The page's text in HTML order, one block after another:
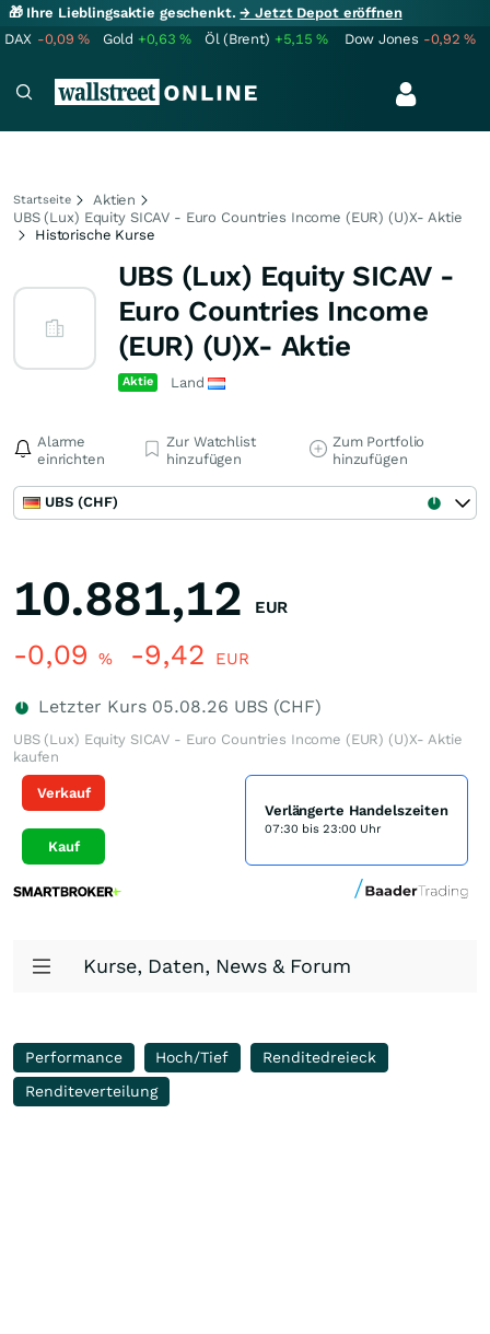
🎁 Ihre Lieblingsaktie geschenkt.→ Jetzt Depot eröffnen
DAX -0,09% Gold +0,63% Öl (Brent) +5,15% Dow Jones -0,92%
Startseite
Aktien
UBS (Lux) Equity SICAV - Euro Countries Income (EUR) (U)X- Aktie
Historische Kurse
UBS (Lux) Equity SICAV -
Euro Countries Income
(EUR) (U)X- Aktie
Aktie Land
Alarme
einrichten
Zur Watchlist
hinzufügen
Zum Portfolio
hinzufügen
UBS (CHF)
10.881,12 EUR
-0,09 % -9,42 EUR
Letzter Kurs 05.08.26 UBS (CHF)
UBS (Lux) Equity SICAV - Euro Countries Income (EUR) (U)X- Aktie
kaufen
Verkauf
Kauf
Verlängerte Handelszeiten
07:30 bis 23:00 Uhr
Kurse, Daten, News & Forum
Performance Hoch/Tief
Renditedreieck
Renditeverteilung